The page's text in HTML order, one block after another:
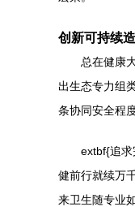
创新可持续
总在健康
出生态专力组
条协同安全程
extbf{追求
健前行就续万
来卫生随专业